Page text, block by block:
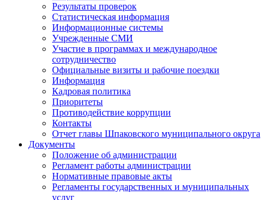
Результаты проверок
Статистическая информация
Информационные системы
Учрежденные СМИ
Участие в программах и международное
сотрудничество
Официальные визиты и рабочие поездки
Информация
Кадровая политика
Приоритеты
Противодействие коррупции
Контакты
Отчет главы Шпаковского муниципального округа
Документы
Положение об администрации
Регламент работы администрации
Нормативные правовые акты
Регламенты государственных и муниципальных
услуг